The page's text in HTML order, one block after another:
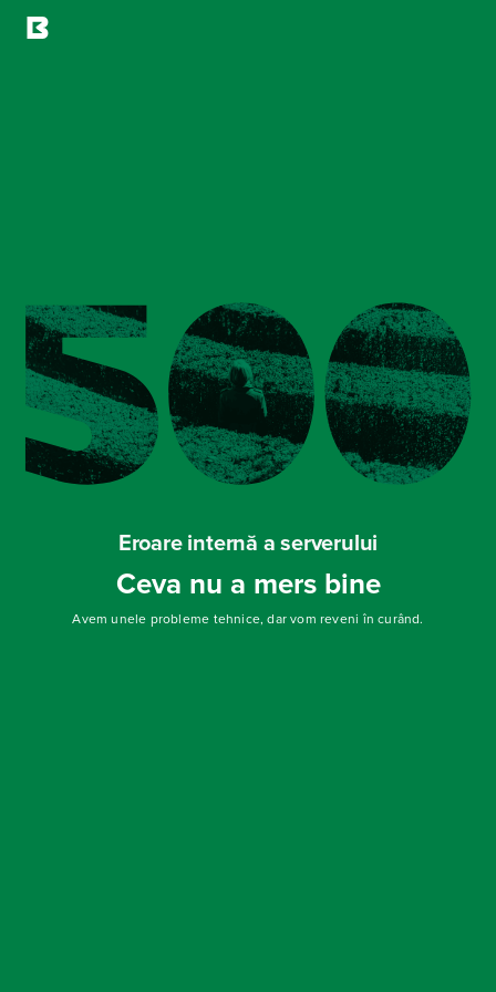
Eroare internă a serverului
Ceva nu a mers bine
Avem unele probleme tehnice, dar vom reveni în curând.